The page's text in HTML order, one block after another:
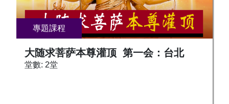
專題課程
大随求菩萨本尊灌顶 第一会：台北
堂數: 2堂